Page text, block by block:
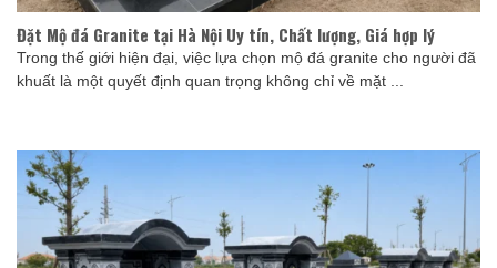
Đặt Mộ đá Granite tại Hà Nội Uy tín, Chất lượng, Giá hợp lý
Trong thế giới hiện đại, việc lựa chọn mộ đá granite cho người đã
khuất là một quyết định quan trọng không chỉ về mặt ...